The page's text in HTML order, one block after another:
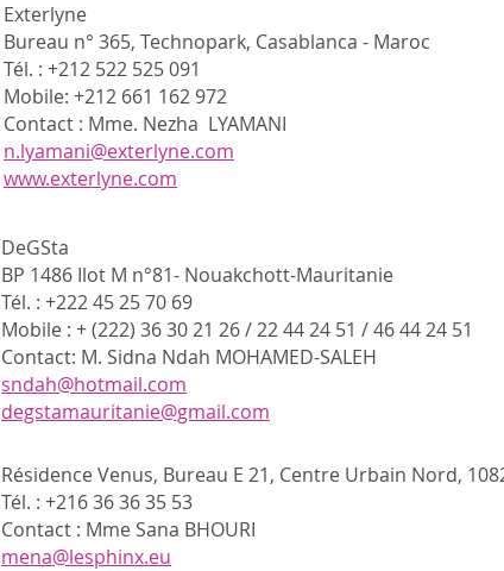
Exterlyne
Bureau n° 365, Technopark, Casablanca - Maroc
Tél. : +212 522 525 091
Mobile: +212 661 162 972
Contact : Mme. Nezha LYAMANI
n.lyamani@exterlyne.com
www.exterlyne.com
DeGSta
BP 1486 Ilot M n°81- Nouakchott-Mauritanie
Tél. : +222 45 25 70 69
Mobile : + (222) 36 30 21 26 / 22 44 24 51 / 46 44 24 51
Contact: M. Sidna Ndah MOHAMED-SALEH
sndah@hotmail.com
degstamauritanie@gmail.com
Résidence Venus, Bureau E 21, Centre Urbain Nord,
Tél. : +216 36 36 35 53
Contact : Mme Sana BHOURI
mena@lesphinx.eu